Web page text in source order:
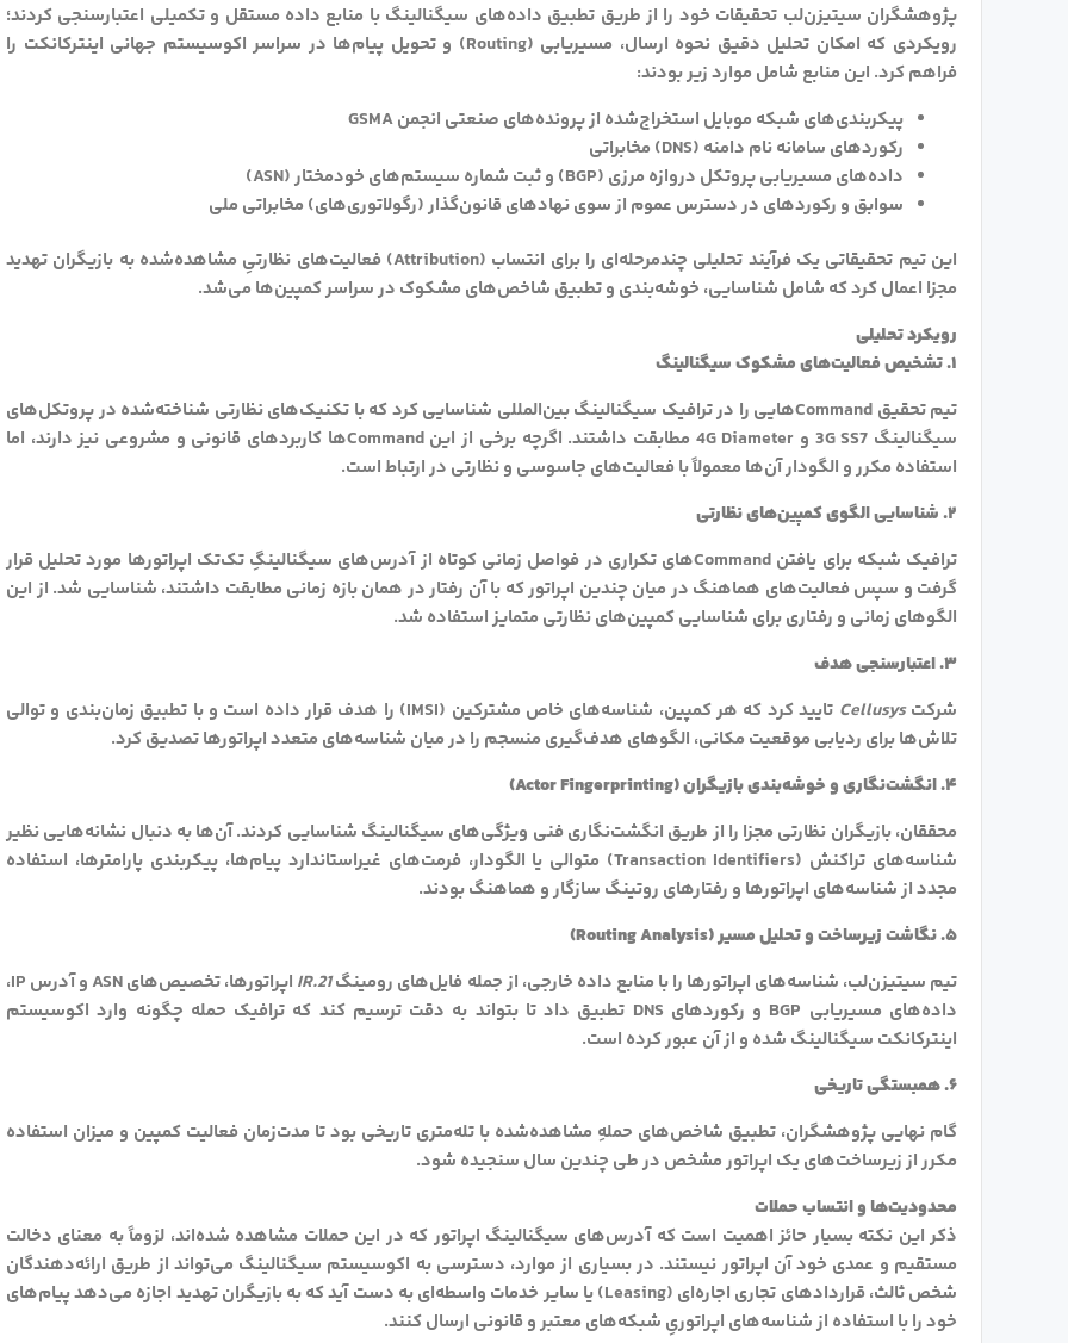
پژوهشگران سیتیزن‌لب تحقیقات خود را از طریق تطبیق داده‌های سیگنالینگ با منابع داده مستقل و تکمیلی اعتبارسنجی کردند؛
رویکردی که امکان تحلیل دقیق نحوه ارسال، مسیریابی (Routing) و تحویل پیام‌ها در سراسر اکوسیستم جهانی اینترکانکت را
فراهم کرد. این منابع شامل موارد زیر بودند:
پیکربندی‌های شبکه موبایل استخراج‌شده از پرونده‌های صنعتی انجمن GSMA
رکوردهای سامانه نام دامنه (DNS) مخابراتی
داده‌های مسیریابی پروتکل دروازه مرزی (BGP) و ثبت شماره سیستم‌های خودمختار (ASN)
سوابق و رکوردهای در دسترس عموم از سوی نهادهای قانون‌گذار (رگولاتوری‌های) مخابراتی ملی
این تیم تحقیقاتی یک فرآیند تحلیلی چندمرحله‌ای را برای انتساب (Attribution) فعالیت‌های نظارتیِ مشاهده‌شده به بازیگران تهدید
مجزا اعمال کرد که شامل شناسایی، خوشه‌بندی و تطبیق شاخص‌های مشکوک در سراسر کمپین‌ها می‌شد.
رویکرد تحلیلی
۱. تشخیص فعالیت‌های مشکوک سیگنالینگ
تیم تحقیق Commandهایی را در ترافیک سیگنالینگ بین‌المللی شناسایی کرد که با تکنیک‌های نظارتی شناخته‌شده در پروتکل‌های
سیگنالینگ 3G SS7 و 4G Diameter مطابقت داشتند. اگرچه برخی از این Commandها کاربردهای قانونی و مشروعی نیز دارند، اما
استفاده مکرر و الگودار آن‌ها معمولاً با فعالیت‌های جاسوسی و نظارتی در ارتباط است.
۲. شناسایی الگوی کمپین‌های نظارتی
ترافیک شبکه برای یافتن Commandهای تکراری در فواصل زمانی کوتاه از آدرس‌های سیگنالینگِ تک‌تک اپراتورها مورد تحلیل قرار
گرفت و سپس فعالیت‌های هماهنگ در میان چندین اپراتور که با آن رفتار در همان بازه زمانی مطابقت داشتند، شناسایی شد. از این
الگوهای زمانی و رفتاری برای شناسایی کمپین‌های نظارتی متمایز استفاده شد.
۳. اعتبارسنجی هدف
شرکتCellusys
تایید کرد که هر کمپین، شناسه‌های خاص مشترکین (IMSI) را هدف قرار داده است و با تطبیق زمان‌بندی و توالی
تلاش‌ها برای ردیابی موقعیت مکانی، الگوهای هدف‌گیری منسجم را در میان شناسه‌های متعدد اپراتورها تصدیق کرد.
۴. انگشت‌نگاری و خوشه‌بندی بازیگران (Actor Fingerprinting)
محققان، بازیگران نظارتی مجزا را از طریق انگشت‌نگاری فنی ویژگی‌های سیگنالینگ شناسایی کردند. آن‌ها به دنبال نشانه‌هایی نظیر
شناسه‌های تراکنش (Transaction Identifiers) متوالی یا الگودار، فرمت‌های غیراستاندارد پیام‌ها، پیکربندی پارامترها، استفاده
مجدد از شناسه‌های اپراتورها و رفتارهای روتینگ سازگار و هماهنگ بودند.
۵. نگاشت زیرساخت و تحلیل مسیر (Routing Analysis)
تیم سیتیزن‌لب، شناسه‌های اپراتورها را با منابع داده خارجی، از جمله فایل‌های رومینگIR.21
اپراتورها، تخصیص‌های ASN و آدرس IP،
داده‌های مسیریابی BGP و رکوردهای DNS تطبیق داد تا بتواند به دقت ترسیم کند که ترافیک حمله چگونه وارد اکوسیستم
اینترکانکت سیگنالینگ شده و از آن عبور کرده است.
۶. همبستگی تاریخی
گام نهایی پژوهشگران، تطبیق شاخص‌های حملهِ مشاهده‌شده با تله‌متری تاریخی بود تا مدت‌زمان فعالیت کمپین و میزان استفاده
مکرر از زیرساخت‌های یک اپراتور مشخص در طی چندین سال سنجیده شود.
محدودیت‌ها و انتساب حملات
ذکر این نکته بسیار حائز اهمیت است که آدرس‌های سیگنالینگ اپراتور که در این حملات مشاهده شده‌اند، لزوماً به معنای دخالت
مستقیم و عمدی خود آن اپراتور نیستند. در بسیاری از موارد، دسترسی به اکوسیستم سیگنالینگ می‌تواند از طریق ارائه‌دهندگان
شخص ثالث، قراردادهای تجاری اجاره‌ای (Leasing) یا سایر خدمات واسطه‌ای به دست آید که به بازیگران تهدید اجازه می‌دهد پیام‌های
خود را با استفاده از شناسه‌های اپراتوریِ شبکه‌های معتبر و قانونی ارسال کنند.